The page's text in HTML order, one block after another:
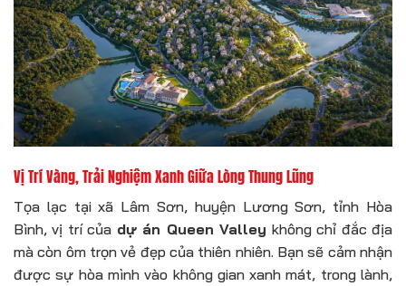
Vị Trí Vàng, Trải Nghiệm Xanh Giữa Lòng Thung Lũng
Tọa lạc tại xã Lâm Sơn, huyện Lương Sơn, tỉnh Hòa
Bình, vị trí của dự án Queen Valley không chỉ đắc địa
mà còn ôm trọn vẻ đẹp của thiên nhiên. Bạn sẽ cảm nhận
được sự hòa mình vào không gian xanh mát, trong lành,